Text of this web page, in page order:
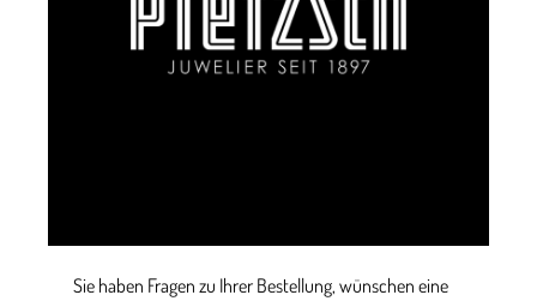
Sie haben Fragen zu Ihrer Bestellung, wünschen eine